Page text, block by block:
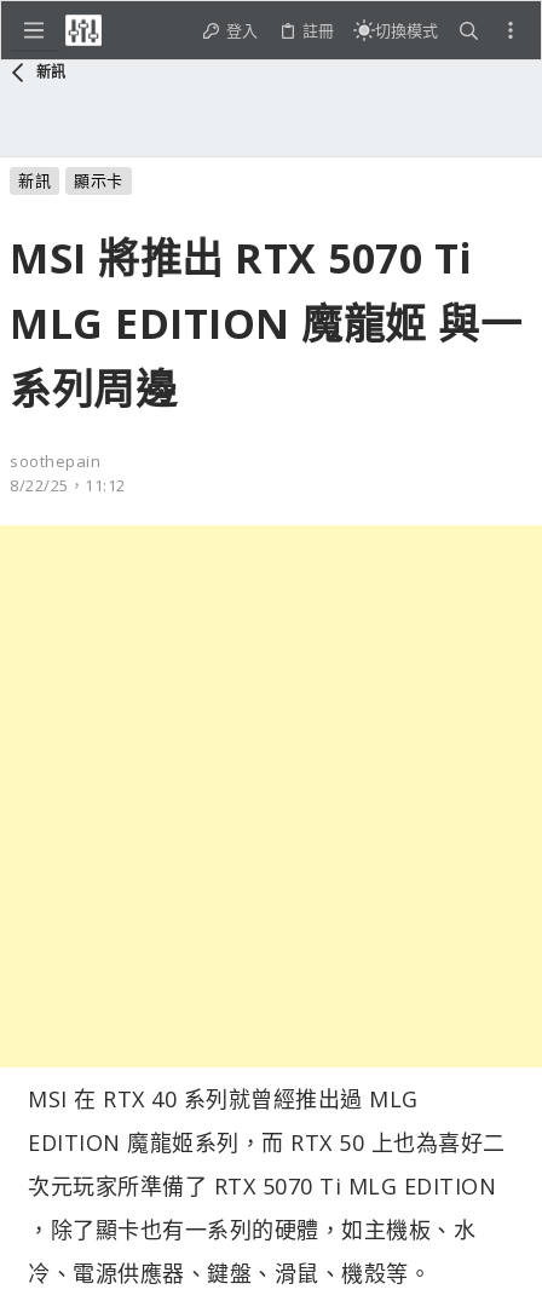
登入 註冊 切換模式
新訊
新訊 顯示卡
MSI 將推出 RTX 5070 Ti
MLG EDITION 魔龍姬 與一
系列周邊
soothepain
8/22/25，11:12
MSI 在 RTX 40 系列就曾經推出過 MLG
EDITION 魔龍姬系列，而 RTX 50 上也為喜好二
次元玩家所準備了 RTX 5070 Ti MLG EDITION
，除了顯卡也有一系列的硬體，如主機板、水
冷、電源供應器、鍵盤、滑鼠、機殼等。